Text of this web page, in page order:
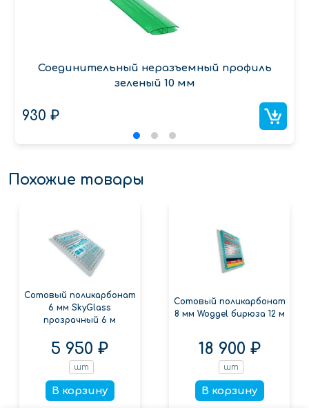
Соединительный неразъемный профиль
зеленый 10 мм
930 ₽
Похожие товары
Сотовый поликарбонат
6 мм SkyGlass
прозрачный 6 м
5 950 ₽
шт
В корзину
Сотовый поликарбонат
8 мм Woggel бирюза 12 м
18 900 ₽
шт
В корзину